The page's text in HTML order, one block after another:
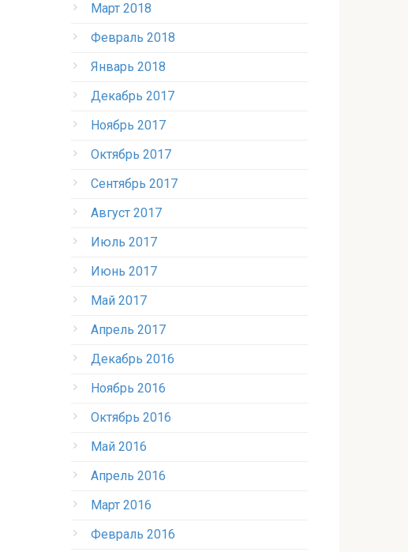
Март 2018
Февраль 2018
Январь 2018
Декабрь 2017
Ноябрь 2017
Октябрь 2017
Сентябрь 2017
Август 2017
Июль 2017
Июнь 2017
Май 2017
Апрель 2017
Декабрь 2016
Ноябрь 2016
Октябрь 2016
Май 2016
Апрель 2016
Март 2016
Февраль 2016